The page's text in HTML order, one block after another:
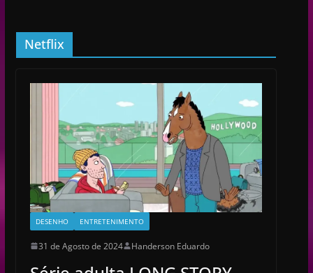
Netflix
DESENHO ENTRETENIMENTO
31 de Agosto de 2024 Handerson Eduardo